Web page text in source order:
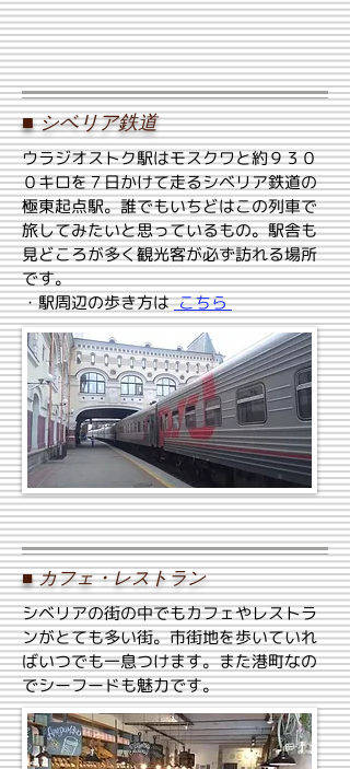
■シベリア鉄道
ウラジオストク駅はモスクワと約９３０
０キロを７日かけて走るシベリア鉄道の
極東起点駅。誰でもいちどはこの列車で
旅してみたいと思っているもの。駅舎も
見どころが多く観光客が必ず訪れる場所
です。
・駅周辺の歩き方はこちら
■カフェ・レストラン
シベリアの街の中でもカフェやレストラ
ンがとても多い街。市街地を歩いていれ
ばいつでも一息つけます。また港町なの
でシーフードも魅力です。